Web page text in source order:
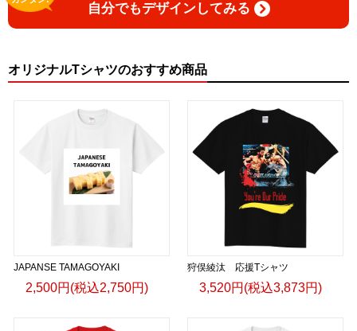
自分でもデザインしてみる
オリジナルTシャツのおすすめ商品
JAPANSE TAMAGOYAKI
2,500円(税込2,750円)
狩俣綾汰 応援Tシャツ
3,520円(税込3,873円)